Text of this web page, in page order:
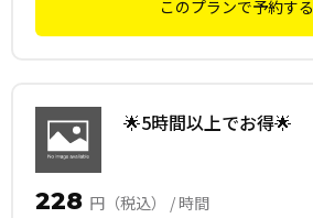
このプランで予約する
🌟5時間以上でお得🌟
228 円（税込） / 時間